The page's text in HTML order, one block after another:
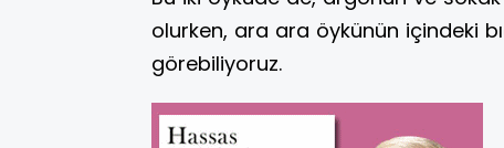
olurken, ara ara öykünün içindeki
görebiliyoruz.